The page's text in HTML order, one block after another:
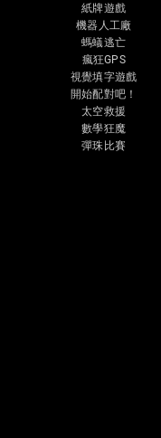
紙牌遊戲
機器人工廠
螞蟻逃亡
瘋狂GPS
視覺填字遊戲
開始配對吧！
太空救援
數學狂魔
彈珠比賽